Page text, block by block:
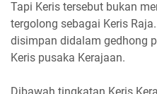
Tapi Keris tersebut bukan
tergolong sebagai Keris
disimpan didalam gedhong
Keris pusaka Kerajaan.